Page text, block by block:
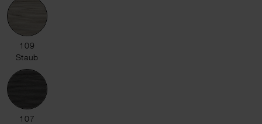
109 Staub
109
Staub
107 Dunkelgrau
107